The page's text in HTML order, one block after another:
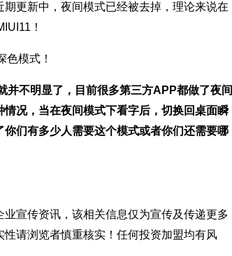
更新中，夜间模式已经被去掉，理论来说在
！
并不明显了，目前很多第三方APP都做了夜间
况，当在夜间模式下看字后，切换回桌面瞬
们有多少人需要这个模式或者你们还需要哪
业宣传资讯，该相关信息仅为宣传及传递更多
请浏览者慎重核实！任何投资加盟均有风